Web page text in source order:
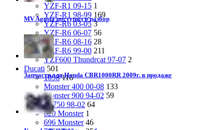
YZF-R1 09-15 1
YZF-R1 98-99 169
YZF-R6 03-05 3
YZF-R6 06-07 56
YZF-R6 08-16 28
YZF-R6 99-00 211
YZF600 Thundrcat 97-07 2
Ducati 501
1098 116
Monster 400 00-08 133
Monster 900 94-02 59
SS750 98-02 64
620 Monster 1
696 Monster 46
MV Agusta поступил в разбор
Запчасти для Honda CBR1000RR 2009г. в продаже